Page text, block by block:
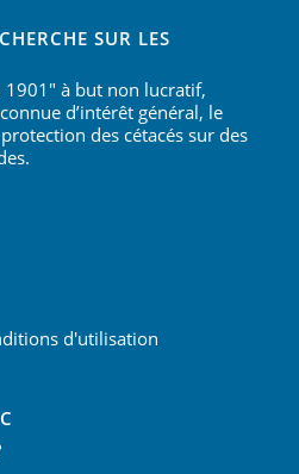
SUR LES
à but non lucratif,
d’intérêt général, le
des cétacés sur des
d'utilisation